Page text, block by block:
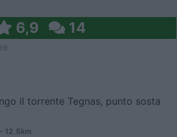
6,9 14
il torrente Tegnas, punto sosta
12.5km